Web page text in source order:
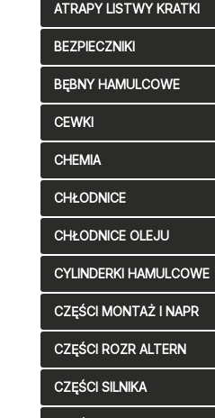
ATRAPY LISTWY KRATKI
BEZPIECZNIKI
BĘBNY HAMULCOWE
CEWKI
CHEMIA
CHŁODNICE
CHŁODNICE OLEJU
CYLINDERKI HAMULCOWE
CZĘŚCI MONTAŻ I NAPR
CZĘŚCI ROZR ALTERN
CZĘŚCI SILNIKA